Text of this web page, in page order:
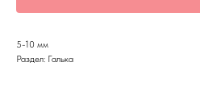
5-10 мм
Раздел: Галька